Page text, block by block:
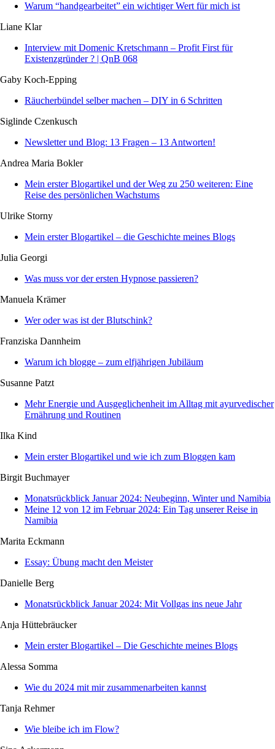
Warum “handgearbeitet” ein wichtiger Wert für mich ist
Liane Klar
Interview mit Domenic Kretschmann – Profit First für
Existenzgründer ? | QnB 068
Gaby Koch-Epping
Räucherbündel selber machen – DIY in 6 Schritten
Siglinde Czenkusch
Newsletter und Blog: 13 Fragen – 13 Antworten!
Andrea Maria Bokler
Mein erster Blogartikel und der Weg zu 250 weiteren: Eine
Reise des persönlichen Wachstums
Ulrike Storny
Mein erster Blogartikel – die Geschichte meines Blogs
Julia Georgi
Was muss vor der ersten Hypnose passieren?
Manuela Krämer
Wer oder was ist der Blutschink?
Franziska Dannheim
Warum ich blogge – zum elfjährigen Jubiläum
Susanne Patzt
Mehr Energie und Ausgeglichenheit im Alltag mit ayurvedischer
Ernährung und Routinen
Ilka Kind
Mein erster Blogartikel und wie ich zum Bloggen kam
Birgit Buchmayer
Monatsrückblick Januar 2024: Neubeginn, Winter und Namibia
Meine 12 von 12 im Februar 2024: Ein Tag unserer Reise in
Namibia
Marita Eckmann
Essay: Übung macht den Meister
Danielle Berg
Monatsrückblick Januar 2024: Mit Vollgas ins neue Jahr
Anja Hüttebräucker
Mein erster Blogartikel – Die Geschichte meines Blogs
Alessa Somma
Wie du 2024 mit mir zusammenarbeiten kannst
Tanja Rehmer
Wie bleibe ich im Flow?